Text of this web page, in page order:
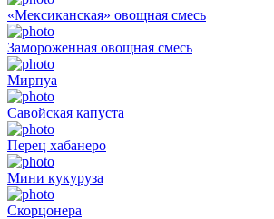
«Мексиканская» овощная смесь
Замороженная овощная смесь
Мирпуа
Савойская капуста
Перец хабанеро
Мини кукуруза
Скорцонера